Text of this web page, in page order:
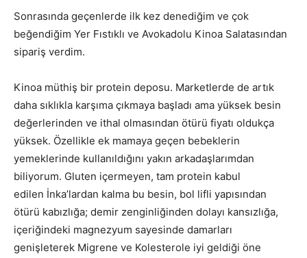
Sonrasında geçenlerde ilk kez denediğim ve çok
beğendiğim Yer Fıstıklı ve Avokadolu Kinoa Salatasından
sipariş verdim.
Kinoa müthiş bir protein deposu. Marketlerde de artık
daha sıklıkla karşıma çıkmaya başladı ama yüksek besin
değerlerinden ve ithal olmasından ötürü fiyatı oldukça
yüksek. Özellikle ek mamaya geçen bebeklerin
yemeklerinde kullanıldığını yakın arkadaşlarımdan
biliyorum. Gluten içermeyen, tam protein kabul
edilen İnka’lardan kalma bu besin, bol lifli yapısından
ötürü kabızlığa; demir zenginliğinden dolayı kansızlığa,
içeriğindeki magnezyum sayesinde damarları
genişleterek Migrene ve Kolesterole iyi geldiği öne